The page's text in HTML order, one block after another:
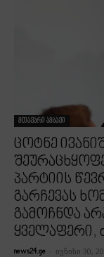
მთავარი ამბავი
ცოტნე
პარტიის
გარჩევას
გამოჩნდა
ყველაფერი,
news24.ge ივნისი 30,